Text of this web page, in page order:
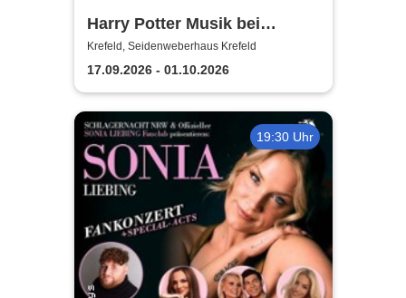
Harry Potter Musik bei
Kerzenschein
Krefeld, Seidenweberhaus Krefeld
17.09.2026 - 01.10.2026
19:30 Uhr